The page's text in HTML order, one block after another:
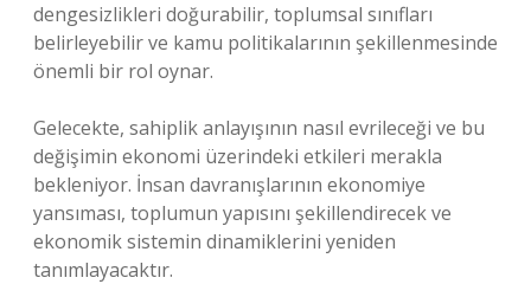
dengesizlikleri doğurabilir, toplumsal sınıfları
belirleyebilir ve kamu politikalarının şekillenmesinde
önemli bir rol oynar.
Gelecekte, sahiplik anlayışının nasıl evrileceği ve bu
değişimin ekonomi üzerindeki etkileri merakla
bekleniyor. İnsan davranışlarının ekonomiye
yansıması, toplumun yapısını şekillendirecek ve
ekonomik sistemin dinamiklerini yeniden
tanımlayacaktır.